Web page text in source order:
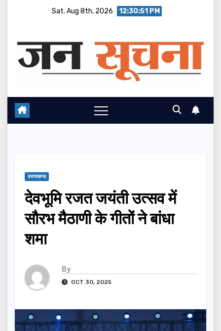
Sat. Aug 8th, 2026 12:30:52 PM
उत्तराखण्ड
देवभूमि रजत जयंती उत्सव में
सौरभ मैठाणी के गीतों ने बांधा
शमा
By
OCT 30, 2025